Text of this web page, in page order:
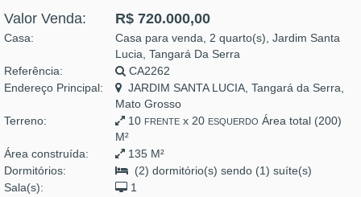
Valor Venda: R$ 720.000,00
Casa:
Casa para venda, 2 quarto(s), Jardim Santa
Lucia, Tangará Da Serra
Referência:
CA2262
Endereço Principal:
JARDIM SANTA LUCIA, Tangará da Serra,
Mato Grosso
Terreno:
10 FRENTE x 20 ESQUERDO Área total (200)
M²
Área construída:
135 M²
Dormitórios:
(2) dormitório(s) sendo (1) suíte(s)
Sala(s):
1